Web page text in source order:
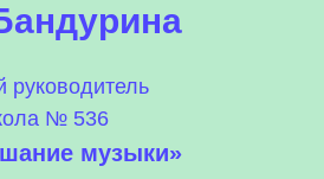
руководитель
№ 536
музыки»